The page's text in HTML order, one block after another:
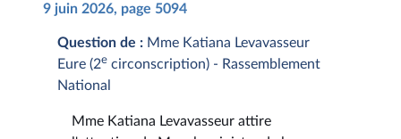
9 juin 2026, page 5094
Question de : Mme Katiana Levavasseur
Eure (2e circonscription) - Rassemblement
National
Mme Katiana Levavasseur attire